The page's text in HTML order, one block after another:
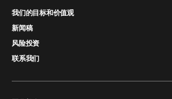
我们的目标和价值观
新闻稿
风险投资
联系我们